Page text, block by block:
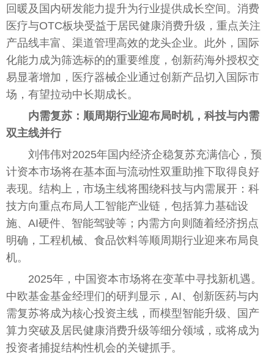
回暖及国内研发能力提升为行业提供成长空间。消费
医疗与OTC板块受益于居民健康消费升级，重点关注
产品线丰富、渠道管理高效的龙头企业。此外，国际
化能力成为筛选标的的重要维度，创新药海外授权交
易显著增加，医疗器械企业通过创新产品切入国际市
场，有望拉动中长期成长。
内需复苏：顺周期行业迎布局时机，科技与内需
双主线并行
刘伟伟对2025年国内经济企稳复苏充满信心，预
计资本市场将在基本面与流动性双重助推下取得良好
表现。结构上，市场主线将围绕科技与内需展开：科
技方向重点布局人工智能产业链，包括算力基础设
施、AI硬件、智能驾驶等；内需方向则随着经济拐点
明确，工程机械、食品饮料等顺周期行业迎来布局良
机。
2025年，中国资本市场将在变革中寻找新机遇。
中欧基金基金经理们的研判显示，AI、创新医药与内
需复苏将成为核心投资主线，而模型智能升级、国产
算力突破及居民健康消费升级等细分领域，或将成为
投资者捕捉结构性机会的关键抓手。